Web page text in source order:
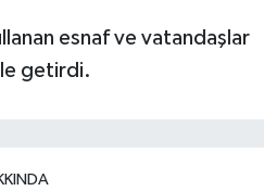
esnaf ve vatandaşlar
getirdi.